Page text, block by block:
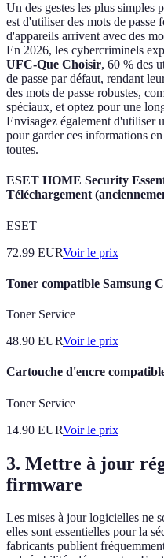
Un des gestes les plus simples
est d'utiliser des mots de passe
d'appareils arrivent avec des
En 2026, les cybercriminels
UFC-Que Choisir, 60 % des
de passe par défaut, rendant
des mots de passe robustes,
spéciaux, et optez pour une
Envisagez également d'utiliser
pour garder ces informations
toutes.
ESET HOME Security
Téléchargement
ESET
72.99 EURVoir le prix
Toner compatible Samsung
Toner Service
48.90 EURVoir le prix
Cartouche d'encre
Toner Service
14.90 EURVoir le prix
3. Mettre à jour
firmware
Les mises à jour logicielles ne
elles sont essentielles pour la
fabricants publient